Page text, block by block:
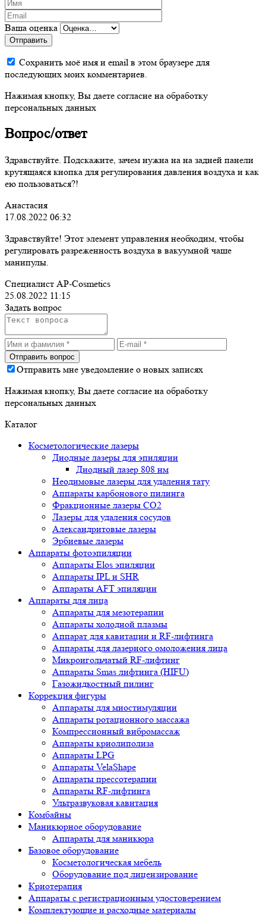
Ваша оценка
Отправить
Сохранить моё имя и email в этом браузере для
последующих моих комментариев.
Нажимая кнопку, Вы даете согласие на обработку
персональных данных
Вопрос/ответ
Здравствуйте. Подскажите, зачем нужна на на задней панели
крутящаяся кнопка для регулирования давления воздуха и как
ею пользоваться?!
Анастасия
17.08.2022 06:32
Здравствуйте! Этот элемент управления необходим, чтобы
регулировать разреженность воздуха в вакуумной чаше
манипулы.
Специалист AP-Cosmetics
25.08.2022 11:15
Задать вопрос
Отправить мне уведомление о новых записях
Нажимая кнопку, Вы даете согласие на обработку
персональных данных
Каталог
Косметологические лазеры
Диодные лазеры для эпиляции
Диодный лазер 808 нм
Неодимовые лазеры для удаления тату
Аппараты карбонового пилинга
Фракционные лазеры CO2
Лазеры для удаления сосудов
Александритовые лазеры
Эрбиевые лазеры
Аппараты фотоэпиляции
Аппараты Elos эпиляции
Аппараты IPL и SHR
Аппараты AFT эпиляции
Аппараты для лица
Аппараты для мезотерапии
Аппараты холодной плазмы
Аппарат для кавитации и RF-лифтинга
Аппараты для лазерного омоложения лица
Микроигольчатый RF-лифтинг
Аппараты Smas лифтинга (HIFU)
Газожидкостный пилинг
Коррекция фигуры
Аппараты для миостимуляции
Аппараты ротационного массажа
Компрессионный вибромассаж
Аппараты криолиполиза
Аппараты LPG
Аппараты VelaShape
Аппараты прессотерапии
Аппараты RF-лифтинга
Ультразвуковая кавитация
Комбайны
Маникюрное оборудование
Аппараты для маникюра
Базовое оборудование
Косметологическая мебель
Оборудование под лицензирование
Криотерапия
Аппараты c регистрационным удостоверением
Комплектующие и расходные материалы